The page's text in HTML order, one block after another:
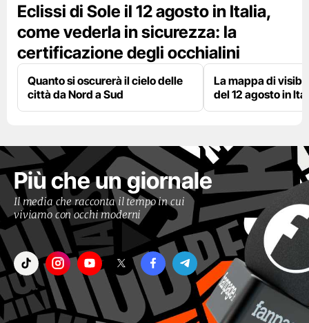
Eclissi di Sole il 12 agosto in Italia,
come vederla in sicurezza: la
certificazione degli occhialini
Quanto si oscurerà il cielo delle
città da Nord a Sud
La mappa di
del 12 agosto in
Più che un giornale
Il media che racconta il tempo in cui
viviamo con occhi moderni